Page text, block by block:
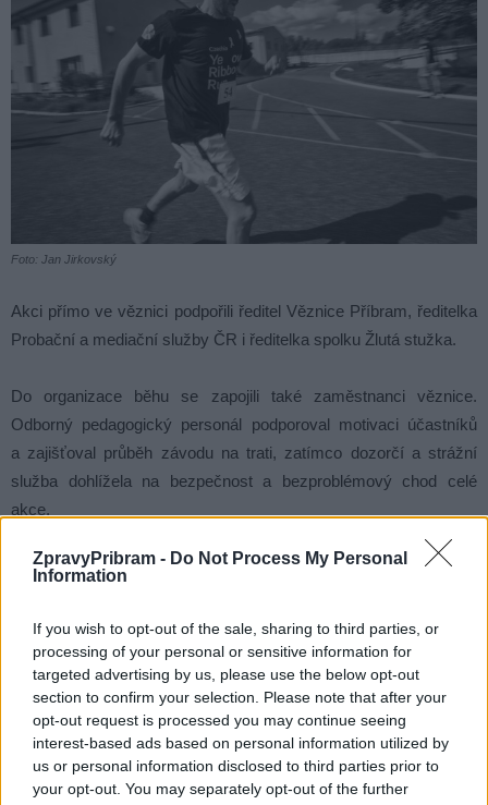
ZpravyPribram - Do Not Process My Personal
Information
If you wish to opt-out of the sale, sharing to third parties, or
processing of your personal or sensitive information for
targeted advertising by us, please use the below opt-out
section to confirm your selection. Please note that after your
opt-out request is processed you may continue seeing
interest-based ads based on personal information utilized by
us or personal information disclosed to third parties prior to
your opt-out. You may separately opt-out of the further
Foto: Jan Jirkovský
Akci přímo ve věznici podpořili ředitel Věznice Příbram, ředitelka
Probační a mediační služby ČR i ředitelka spolku Žlutá stužka.
Do organizace běhu se zapojili také zaměstnanci věznice.
Odborný pedagogický personál podporoval motivaci účastníků
a zajišťoval průběh závodu na trati, zatímco dozorčí a strážní
služba dohlížela na bezpečnost a bezproblémový chod celé
akce.